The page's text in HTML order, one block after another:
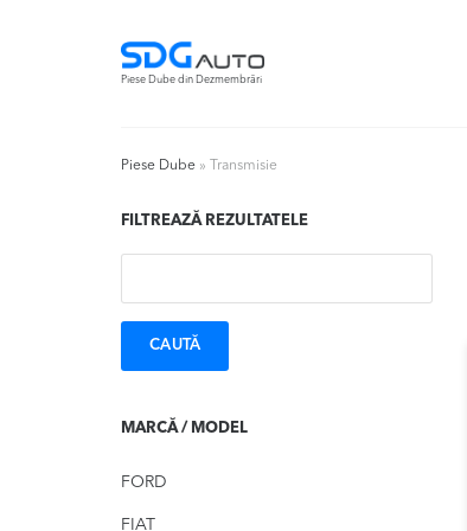
Piese Dube din Dezmembrări
Piese Dube » Transmisie
FILTREAZĂ REZULTATELE
MARCĂ / MODEL
FORD
FIAT